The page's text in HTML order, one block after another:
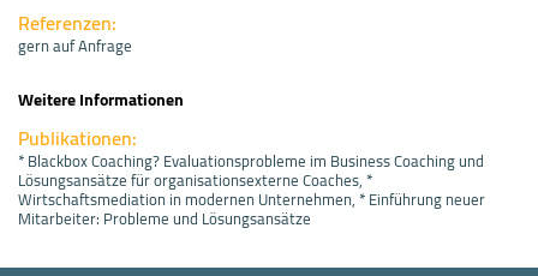
Referenzen:
gern auf Anfrage
Weitere Informationen
Publikationen:
* Blackbox Coaching? Evaluationsprobleme im Business Coaching und
Lösungsansätze für organisationsexterne Coaches, *
Wirtschaftsmediation in modernen Unternehmen, * Einführung neuer
Mitarbeiter: Probleme und Lösungsansätze